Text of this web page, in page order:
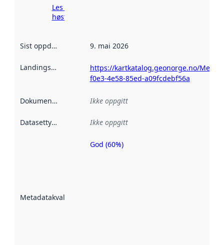
Les mer om
høsting her
Sist oppdatert 9. mai 2026
Landingsside
https://kartkatalog.geonorge.no/
f0e3-4e58-85ed-a09fcdebf56a
Dokumentasjon Ikke oppgitt
Datasettype Ikke oppgitt
Metadatakvalitet
Metadatakvalitet
God (60%)